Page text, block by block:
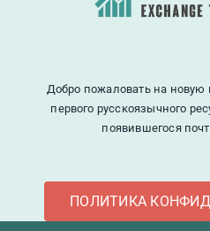
Добро пожаловать на новую
первого русскоязычного
появившегося
ПОЛИТИКА